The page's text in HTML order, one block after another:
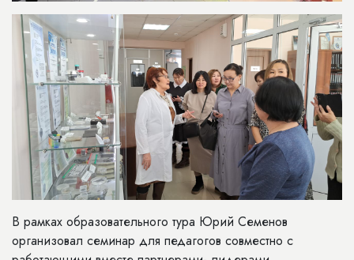
В рамках образовательного тура Юрий Семенов
организовал семинар для педагогов совместно с